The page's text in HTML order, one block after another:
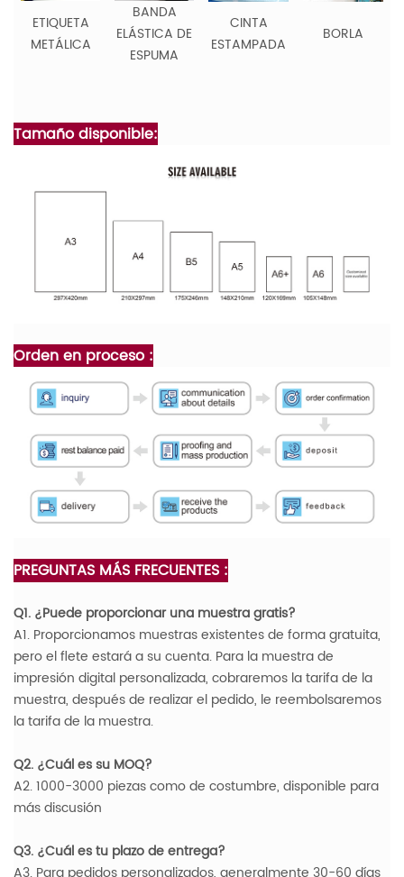
ETIQUETA
METÁLICA
BANDA
ELÁSTICA DE
ESPUMA
CINTA
ESTAMPADA
BORLA
Tamaño disponible:
Orden en proceso :
PREGUNTAS MÁS FRECUENTES :
Q1. ¿Puede proporcionar una muestra gratis?
A1. Proporcionamos muestras existentes de forma gratuita,
pero el flete estará a su cuenta. Para la muestra de
impresión digital personalizada, cobraremos la tarifa de la
muestra, después de realizar el pedido, le reembolsaremos
la tarifa de la muestra.
Q2. ¿Cuál es su MOQ?
A2. 1000-3000 piezas como de costumbre, disponible para
más discusión
Q3. ¿Cuál es tu plazo de entrega?